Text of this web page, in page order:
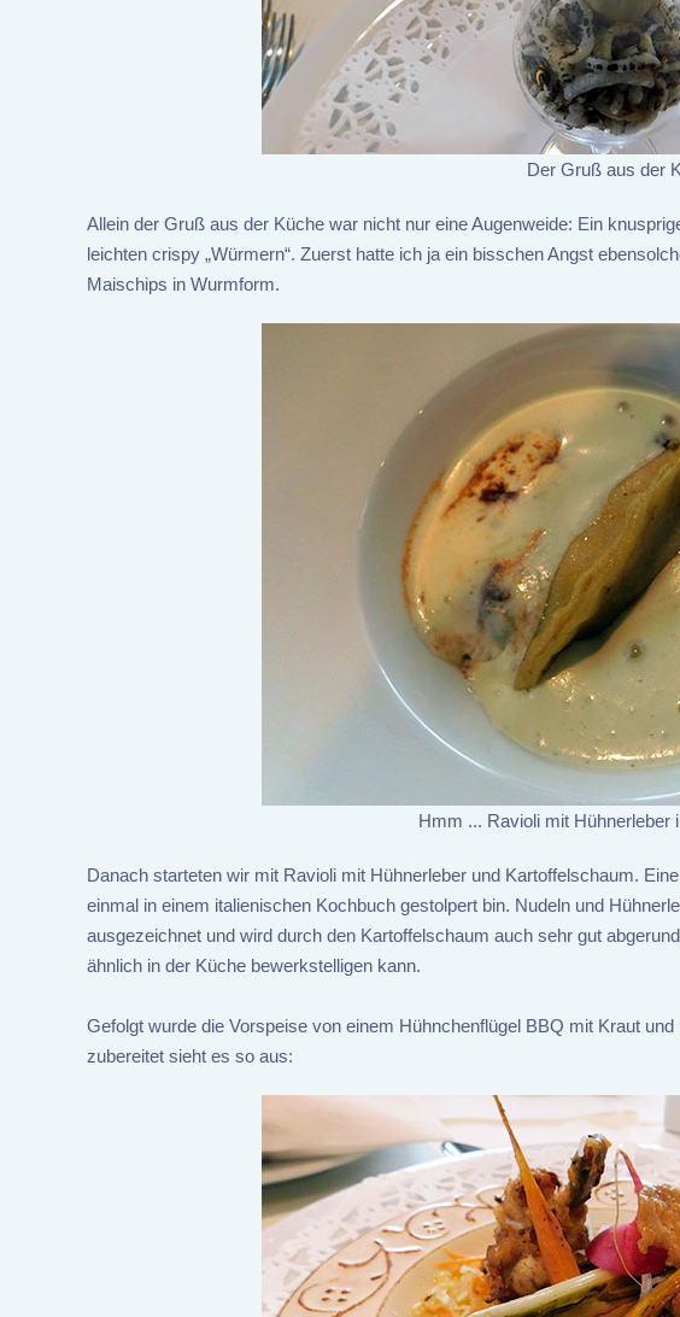
Der Gruß aus der
Allein der Gruß aus der Küche war nicht nur eine Augenweide: Ein
leichten crispy „Würmern“. Zuerst hatte ich ja ein bisschen Angst
Maischips in Wurmform.
Hmm ... Ravioli mit Hühnerleber
Danach starteten wir mit Ravioli mit Hühnerleber und Kartoffelschaum.
einmal in einem italienischen Kochbuch gestolpert bin. Nudeln und
ausgezeichnet und wird durch den Kartoffelschaum auch sehr gut
ähnlich in der Küche bewerkstelligen kann.
Gefolgt wurde die Vorspeise von einem Hühnchenflügel BBQ mit Kraut
zubereitet sieht es so aus: